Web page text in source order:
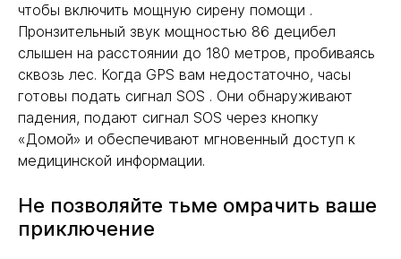
чтобы включить мощную сирену помощи .
Пронзительный звук мощностью 86 децибел
слышен на расстоянии до 180 метров, пробиваясь
сквозь лес. Когда GPS вам недостаточно, часы
готовы подать сигнал SOS . Они обнаруживают
падения, подают сигнал SOS через кнопку
«Домой» и обеспечивают мгновенный доступ к
медицинской информации.
Не позволяйте тьме омрачить ваше
приключение